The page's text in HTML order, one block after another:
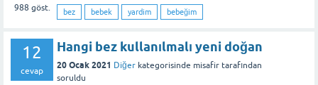
988 göst. bez bebek yardim bebeğim
12
cevap
Hangi bez kullanılmalı yeni doğan
20 Ocak 2021 Diğer kategorisinde misafir tarafından
soruldu